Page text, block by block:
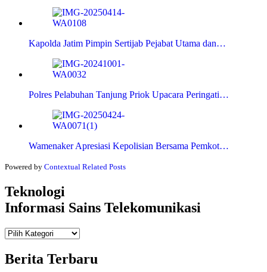
Kapolda Jatim Pimpin Sertijab Pejabat Utama dan…
Polres Pelabuhan Tanjung Priok Upacara Peringati…
Wamenaker Apresiasi Kepolisian Bersama Pemkot…
Powered by Contextual Related Posts
Teknologi
Informasi Sains Telekomunikasi
Teknologi
Berita Terbaru